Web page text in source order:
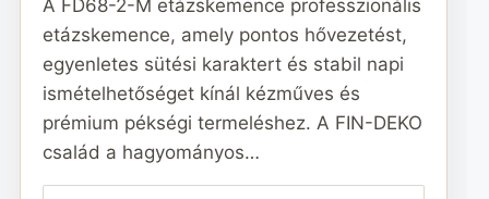
A FD68-2-M etázskemence professzionális
etázskemence, amely pontos hővezetést,
egyenletes sütési karaktert és stabil napi
ismételhetőséget kínál kézműves és
prémium pékségi termeléshez. A FIN-DEKO
család a hagyományos…